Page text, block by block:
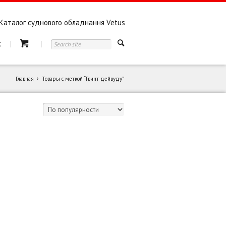
суднового обладнання Vetus
Главная Товары с меткой “Гвинт дейвуду”